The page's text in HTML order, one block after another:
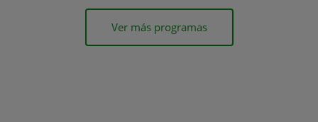
Ver más programas